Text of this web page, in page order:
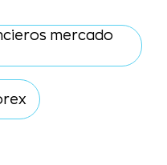
mercado